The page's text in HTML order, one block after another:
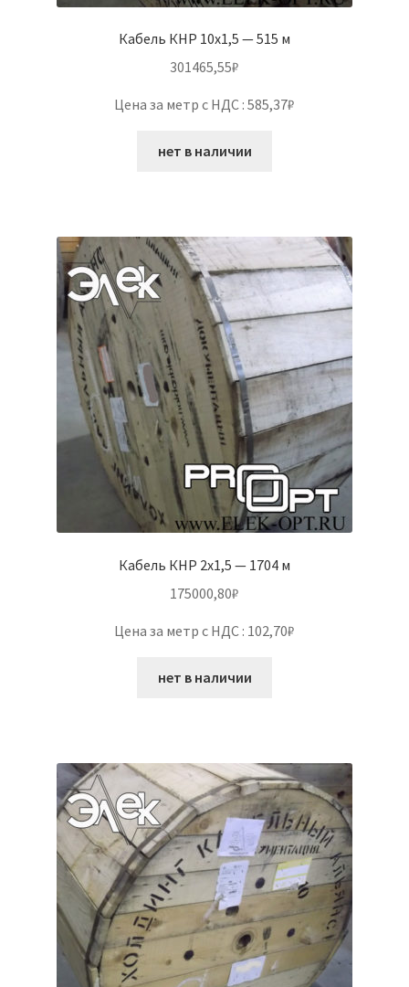
Кабель КНР 10х1,5 — 515 м
301465,55₽
Цена за метр с НДС : 585,37₽
нет в наличии
Кабель КНР 2х1,5 — 1704 м
175000,80₽
Цена за метр с НДС : 102,70₽
нет в наличии